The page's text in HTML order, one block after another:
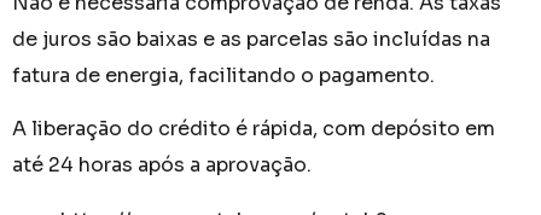
de juros são baixas e as parcelas são incluídas na
fatura de energia, facilitando o pagamento.
A liberação do crédito é rápida, com depósito em
até 24 horas após a aprovação.